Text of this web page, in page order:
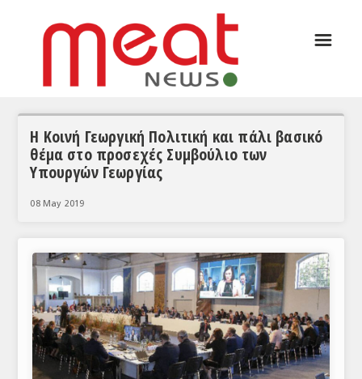
ΣΥΝΕΝΤΕΥΞΕΙΣ
ΚΟΣΜΟΣ
ΕΙΔΗΣΕΙΣ
ΕΥΡΩΠΑΪΚΕΣ ΑΠΟΦΑΣΕΙΣ
ΘΕΜΑΤΑ
☰
Η Κοινή Γεωργική Πολιτική και πάλι βασικό
θέμα στο προσεχές Συμβούλιο των
Υπουργών Γεωργίας
08 May 2019